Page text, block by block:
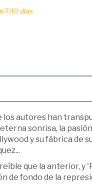
7/10 días.
los autores han
sonrisa, la
y su fábrica de
que la anterior, y
de fondo de la